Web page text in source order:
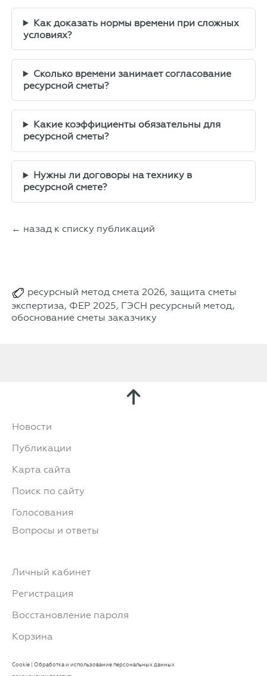
Как доказать нормы времени при сложных
условиях?
Сколько времени занимает согласование
ресурсной сметы?
Какие коэффициенты обязательны для
ресурсной сметы?
Нужны ли договоры на технику в
ресурсной смете?
← назад к списку публикаций
ресурсный метод смета 2026, защита сметы
экспертиза, ФЕР 2025, ГЭСН ресурсный метод,
обоснование сметы заказчику
Новости
Публикации
Карта сайта
Поиск по сайту
Голосования
Вопросы и ответы
Личный кабинет
Регистрация
Восстановление пароля
Корзина
Cookie | Обработка и использование персональных данных